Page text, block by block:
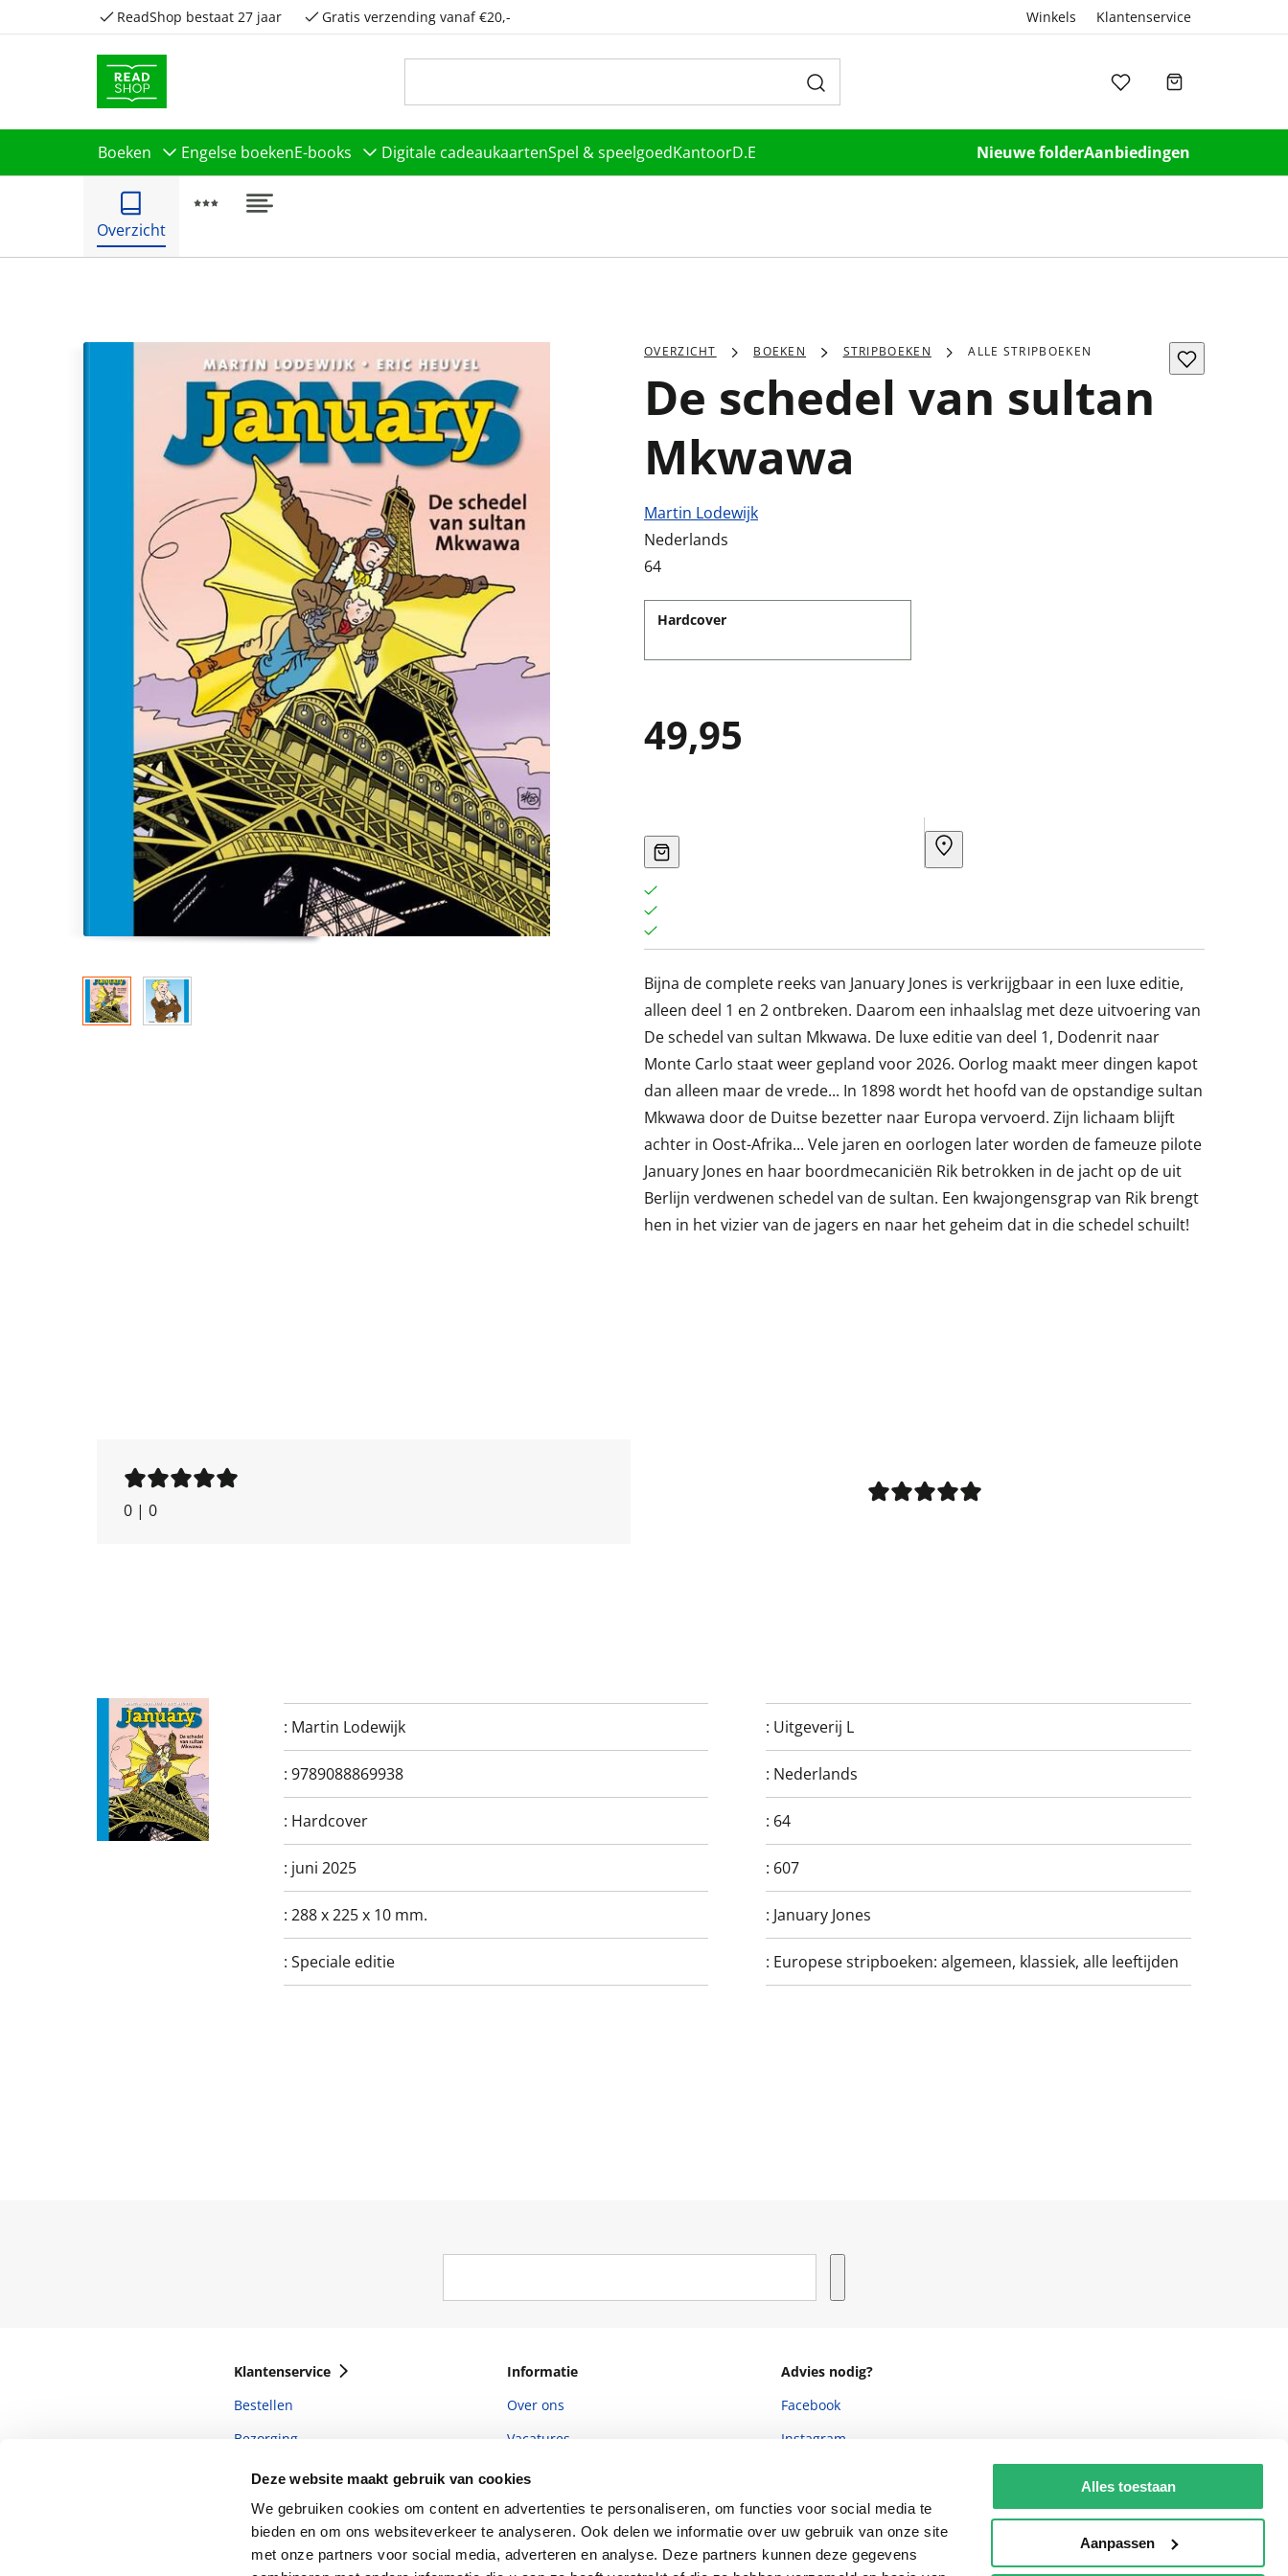
Deze website maakt gebruik van cookies
We gebruiken cookies om content en advertenties te personaliseren, om functies voor social media te
bieden en om ons websiteverkeer te analyseren. Ook delen we informatie over uw gebruik van onze site
met onze partners voor social media, adverteren en analyse. Deze partners kunnen deze gegevens
Alles toestaan
Aanpassen
ReadShop bestaat 27 jaar Gratis verzending vanaf €20,- Winkels Klantenservice
Boeken Engelse boekenE-books Digitale cadeaukaartenSpel & speelgoedKantoorD.E Nieuwe folderAanbiedingen
Overzicht
OVERZICHT BOEKEN STRIPBOEKEN ALLE STRIPBOEKEN
De schedel van sultan
Mkwawa
Martin Lodewijk
Nederlands
64
Hardcover
49,95
Bijna de complete reeks van January Jones is verkrijgbaar in een luxe editie,
alleen deel 1 en 2 ontbreken. Daarom een inhaalslag met deze uitvoering van
De schedel van sultan Mkwawa. De luxe editie van deel 1, Dodenrit naar
Monte Carlo staat weer gepland voor 2026. Oorlog maakt meer dingen kapot
dan alleen maar de vrede... In 1898 wordt het hoofd van de opstandige sultan
Mkwawa door de Duitse bezetter naar Europa vervoerd. Zijn lichaam blijft
achter in Oost-Afrika... Vele jaren en oorlogen later worden de fameuze pilote
January Jones en haar boordmecaniciën Rik betrokken in de jacht op de uit
Berlijn verdwenen schedel van de sultan. Een kwajongensgrap van Rik brengt
hen in het vizier van de jagers en naar het geheim dat in die schedel schuilt!
0 | 0
: Martin Lodewijk : Uitgeverij L
: 9789088869938 : Nederlands
: Hardcover : 64
: juni 2025 : 607
: 288 x 225 x 10 mm. : January Jones
: Speciale editie : Europese stripboeken: algemeen, klassiek, alle leeftijden
Klantenservice
Bestellen
Bezorging
Betalen
Retourneren
Veelgestelde vragen
Informatie
Over ons
Vacatures
Winkels en openingstijden
Cadeaukaart
Ondernemer worden
Vulnerability Disclosure policy
Advies nodig?
Facebook
Instagram
088 - 133 84 32